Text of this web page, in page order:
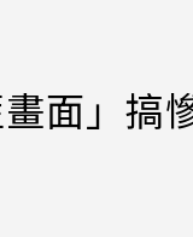
面」搞